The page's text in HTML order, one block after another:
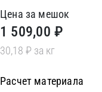
Цена за мешок
1 509,00 ₽
30,18 ₽ за кг
Расчет материала